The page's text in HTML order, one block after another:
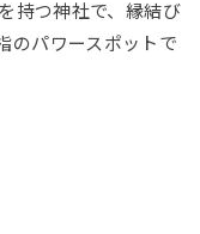
持つ神社で、縁結び
のパワースポットで